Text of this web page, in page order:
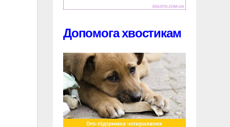
Допомога хвостикам